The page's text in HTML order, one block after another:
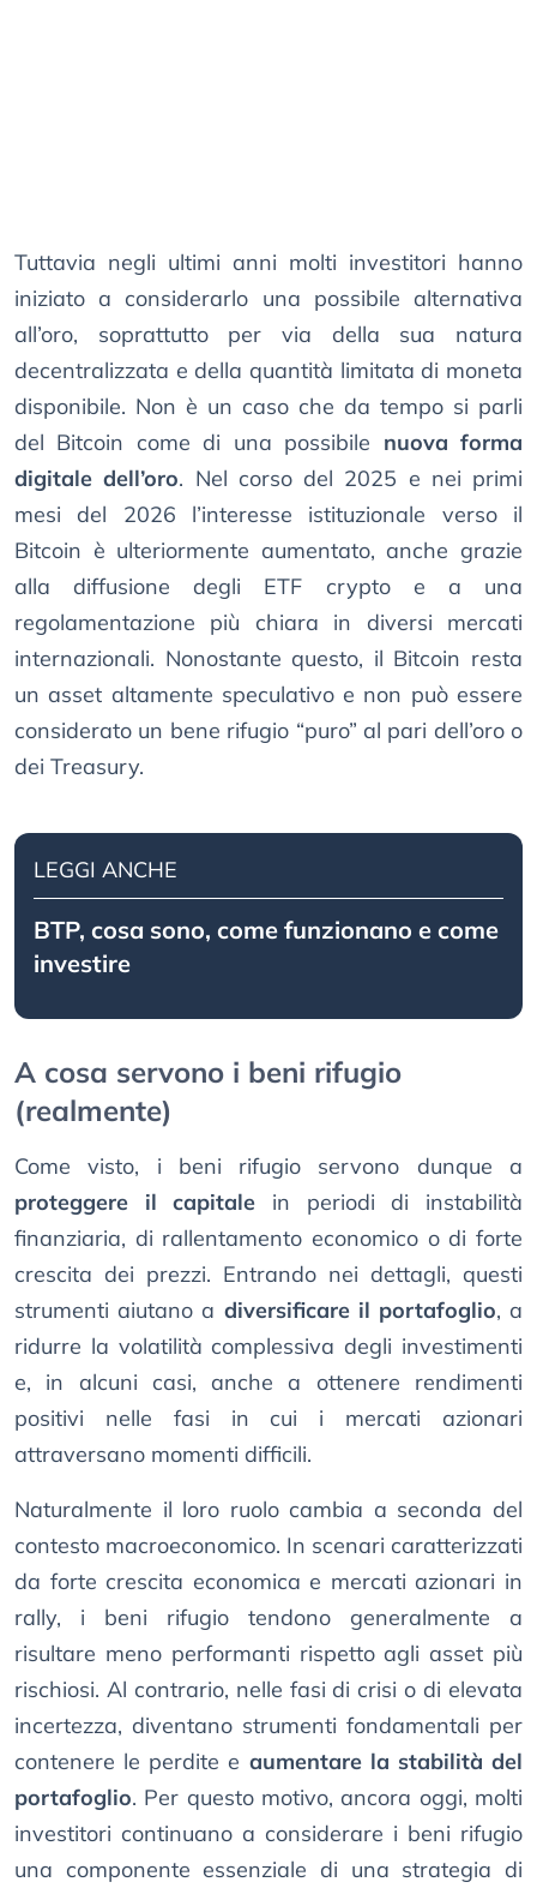
Tuttavia negli ultimi anni molti investitori hanno
iniziato a considerarlo una possibile alternativa
all’oro, soprattutto per via della sua natura
decentralizzata e della quantità limitata di moneta
disponibile. Non è un caso che da tempo si parli
del Bitcoin come di una possibile nuova forma
digitale dell’oro. Nel corso del 2025 e nei primi
mesi del 2026 l’interesse istituzionale verso il
Bitcoin è ulteriormente aumentato, anche grazie
alla diffusione degli ETF crypto e a una
regolamentazione più chiara in diversi mercati
internazionali. Nonostante questo, il Bitcoin resta
un asset altamente speculativo e non può essere
considerato un bene rifugio “puro” al pari dell’oro o
dei Treasury.
LEGGI ANCHE
BTP, cosa sono, come funzionano e come
investire
A cosa servono i beni rifugio
(realmente)
Come visto, i beni rifugio servono dunque a
proteggere il capitale in periodi di instabilità
finanziaria, di rallentamento economico o di forte
crescita dei prezzi. Entrando nei dettagli, questi
strumenti aiutano a diversificare il portafoglio, a
ridurre la volatilità complessiva degli investimenti
e, in alcuni casi, anche a ottenere rendimenti
positivi nelle fasi in cui i mercati azionari
attraversano momenti difficili.
Naturalmente il loro ruolo cambia a seconda del
contesto macroeconomico. In scenari caratterizzati
da forte crescita economica e mercati azionari in
rally, i beni rifugio tendono generalmente a
risultare meno performanti rispetto agli asset più
rischiosi. Al contrario, nelle fasi di crisi o di elevata
incertezza, diventano strumenti fondamentali per
contenere le perdite e aumentare la stabilità del
portafoglio. Per questo motivo, ancora oggi, molti
investitori continuano a considerare i beni rifugio
una componente essenziale di una strategia di